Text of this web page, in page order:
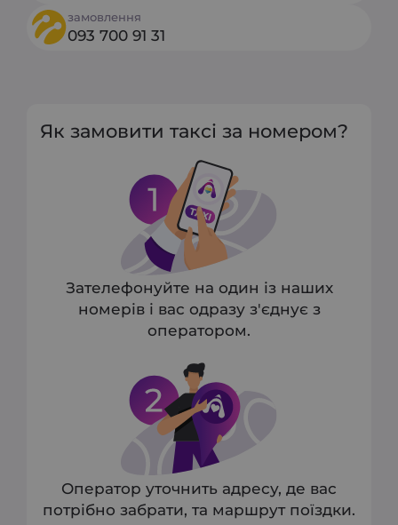
замовлення
093 700 91 31
Як замовити таксі за номером?
Зателефонуйте на один із наших
номерів і вас одразу з'єднує з
оператором.
Оператор уточнить адресу, де вас
потрібно забрати, та маршрут поїздки.